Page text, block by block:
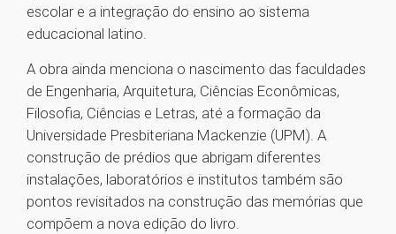
escolar e a integração do ensino ao sistema
educacional latino.
A obra ainda menciona o nascimento das faculdades
de Engenharia, Arquitetura, Ciências Econômicas,
Filosofia, Ciências e Letras, até a formação da
Universidade Presbiteriana Mackenzie (UPM). A
construção de prédios que abrigam diferentes
instalações, laboratórios e institutos também são
pontos revisitados na construção das memórias que
compõem a nova edição do livro.